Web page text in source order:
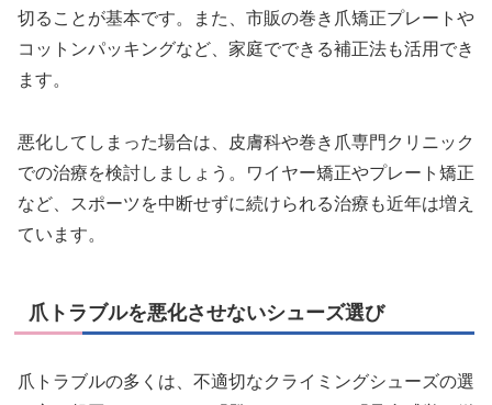
切ることが基本です。また、市販の巻き爪矯正プレートや
コットンパッキングなど、家庭でできる補正法も活用でき
ます。
悪化してしまった場合は、皮膚科や巻き爪専門クリニック
での治療を検討しましょう。ワイヤー矯正やプレート矯正
など、スポーツを中断せずに続けられる治療も近年は増え
ています。
爪トラブルを悪化させないシューズ選び
爪トラブルの多くは、不適切なクライミングシューズの選